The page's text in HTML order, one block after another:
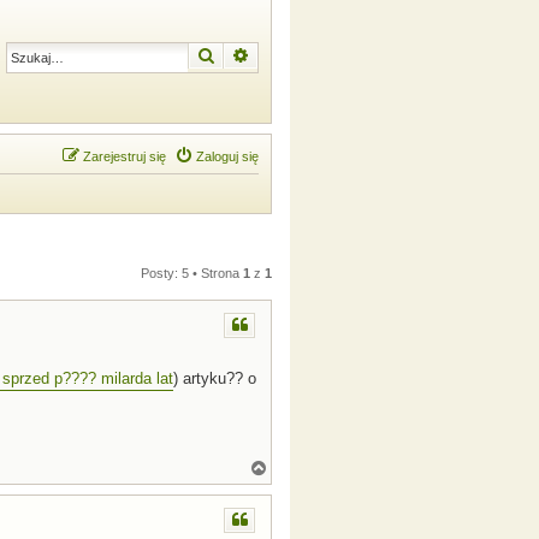
Szukaj
Zaloguj się
Zarejestruj się
Posty: 5 • Strona 1 z 1
p???? milarda lat) artyku?? o
a
g